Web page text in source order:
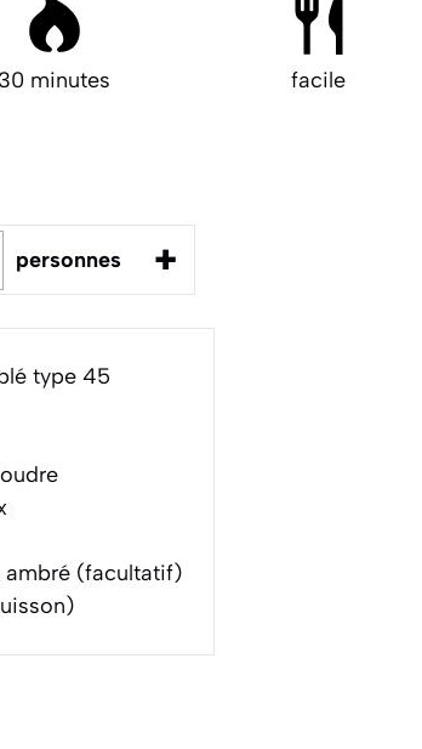
30 minutes facile
personnes +
type 45
ambré (facultatif)